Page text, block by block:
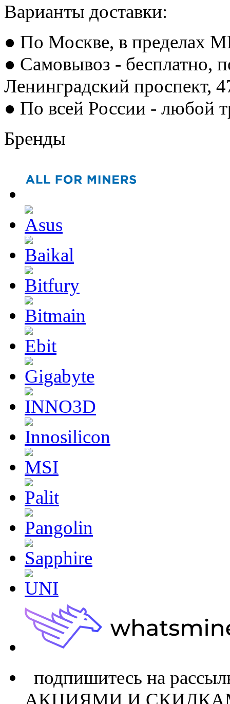
Варианты доставки:
● По Москве, в пределах
● Самовывоз - бесплатно,
Ленинградский проспект,
● По всей России - любой
Бренды
подпишитесь на
АКЦИЯМИ И